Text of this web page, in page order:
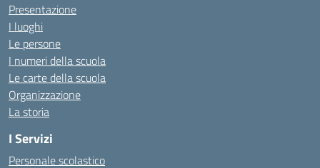
Presentazione
I luoghi
Le persone
I numeri della scuola
Le carte della scuola
Organizzazione
La storia
I Servizi
Personale scolastico